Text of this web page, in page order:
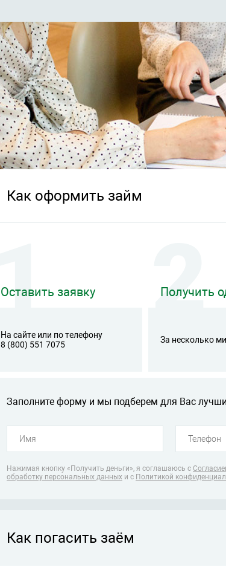
Как оформить займ
На сайте или по телефону
8 (800) 551 7075
Оставить заявку
За несколько
Получить
Заполните форму и мы подберем для Вас
Нажимая кнопку «Получить деньги», я соглашаюсь с
обработку персональных данных и с Политикой
Как погасить заём